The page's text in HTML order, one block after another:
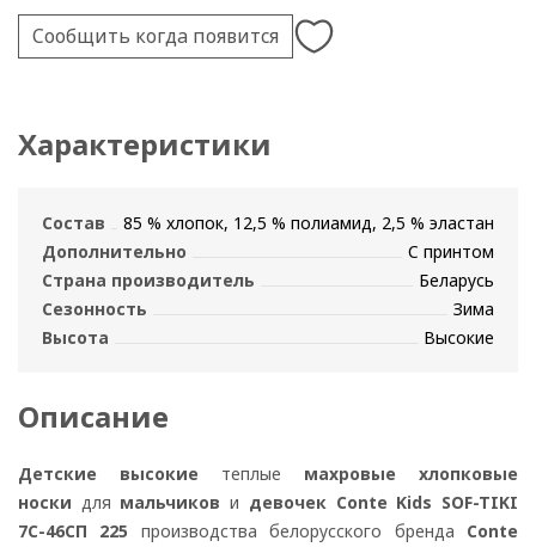
Сообщить когда появится
Характеристики
Состав
85 % хлопок, 12,5 % полиамид, 2,5 % эластан
Дополнительно
С принтом
Страна производитель
Беларусь
Сезонность
Зима
Высота
Высокие
Описание
Детские высокие теплые махровые хлопковые
носки для мальчикови девочек Conte Kids SOF-TIKI
7С-46СП 225 производства белорусского бренда Conte